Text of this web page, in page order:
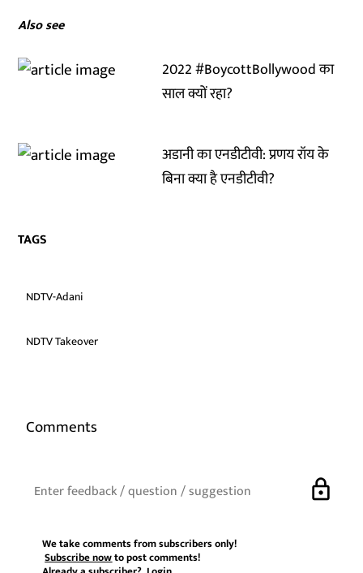
Also see
2022 #BoycottBollywood का
साल क्यों रहा?
अडानी का एनडीटीवी: प्रणय रॉय के
बिना क्या है एनडीटीवी?
TAGS
NDTV-Adani
NDTV Takeover
Comments
lock
We take comments from subscribers only!
Subscribe nowto post comments!